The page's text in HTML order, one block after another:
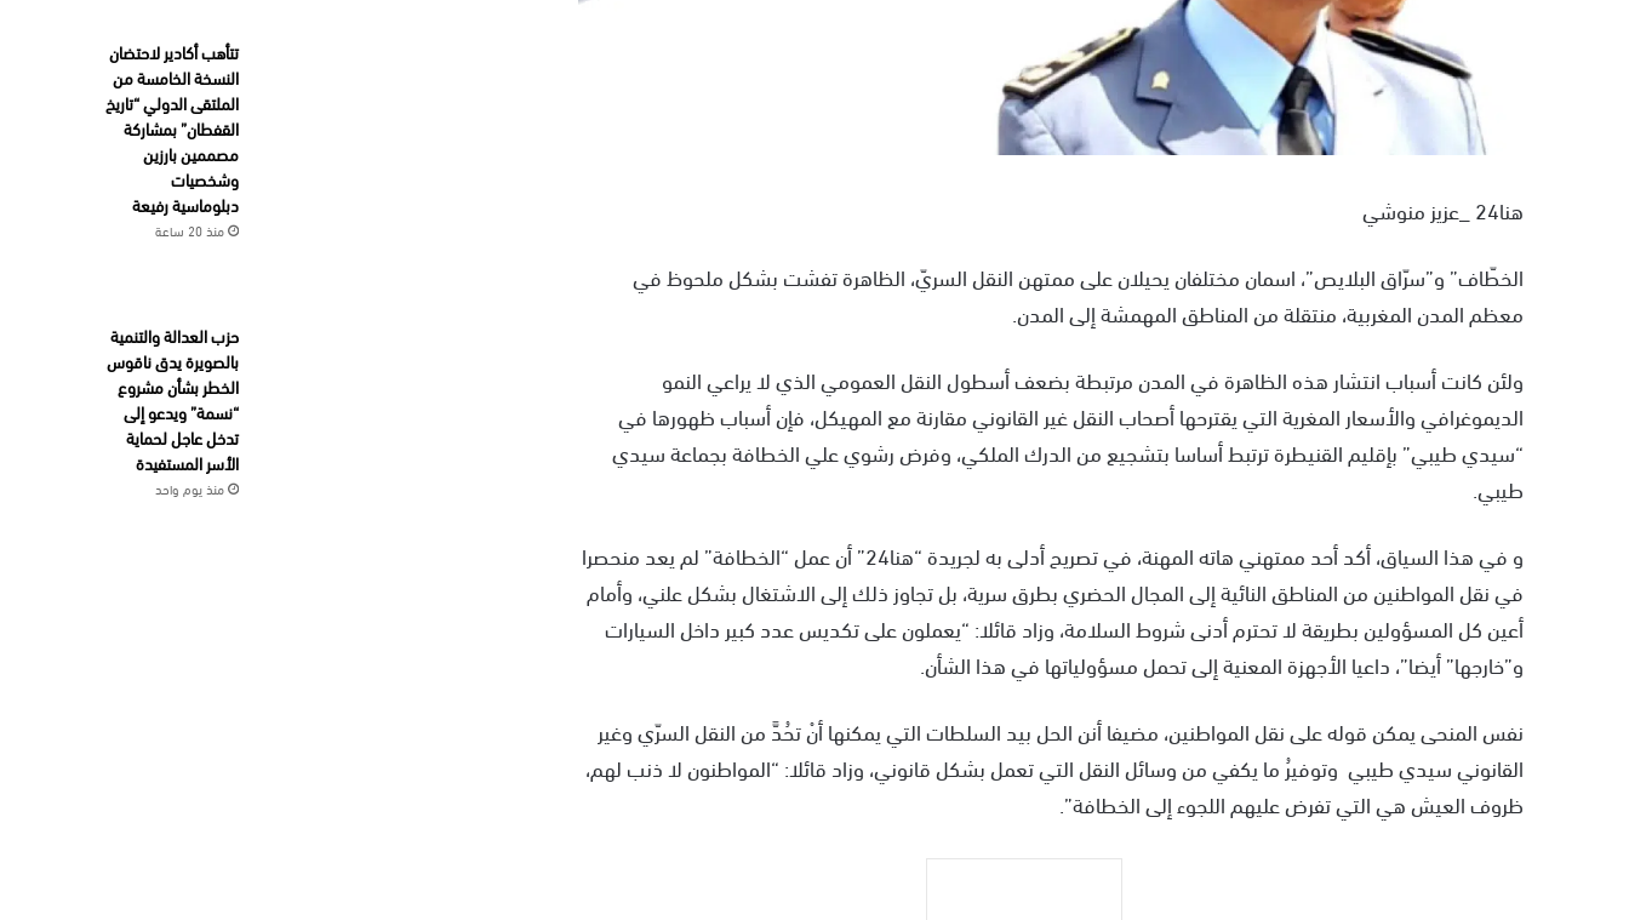
هنا24 _عزيز منوشي
الخطّاف” و”سرّاق البلايص”، اسمان مختلفان يحيلان على ممتهن النقل السريّ، الظاهرة تفشت بشكل ملحوظ في
معظم المدن المغربية، منتقلة من المناطق المهمشة إلى المدن.
ولئن كانت أسباب انتشار هذه الظاهرة في المدن مرتبطة بضعف أسطول النقل العمومي الذي لا يراعي النمو
الديموغرافي والأسعار المغرية التي يقترحها أصحاب النقل غير القانوني مقارنة مع المهيكل، فإن أسباب ظهورها في
“سيدي طيبي” بإقليم القنيطرة ترتبط أساسا بتشجيع من الدرك الملكي، وفرض رشوي علي الخطافة بجماعة سيدي
طيبي.
و في هذا السياق، أكد أحد ممتهني هاته المهنة، في تصريح أدلى به لجريدة “هنا24” أن عمل “الخطافة” لم يعد منحصرا
في نقل المواطنين من المناطق النائية إلى المجال الحضري بطرق سرية، بل تجاوز ذلك إلى الاشتغال بشكل علني، وأمام
أعين كل المسؤولين بطريقة لا تحترم أدنى شروط السلامة، وزاد قائلا: “يعملون على تكديس عدد كبير داخل السيارات
و”خارجها” أيضا”، داعيا الأجهزة المعنية إلى تحمل مسؤولياتها في هذا الشأن.
نفس المنحى يمكن قوله على نقل المواطنين، مضيفا أنن الحل بيد السلطات التي يمكنها أنْ تحُدَّ من النقل السرّي وغير
القانوني سيدي طيبي وتوفيرُ ما يكفي من وسائل النقل التي تعمل بشكل قانوني، وزاد قائلا: “المواطنون لا ذنب لهم،
ظروف العيش هي التي تفرض عليهم اللجوء إلى الخطافة”.
تتأهب أكادير لاحتضان
النسخة الخامسة من
الملتقى الدولي “تاريخ
القفطان” بمشاركة
مصممين بارزين
وشخصيات
دبلوماسية رفيعة
منذ 20 ساعة
حزب العدالة والتنمية
بالصويرة يدق ناقوس
الخطر بشأن مشروع
“نسمة” ويدعو إلى
تدخل عاجل لحماية
الأسر المستفيدة
منذ يوم واحد